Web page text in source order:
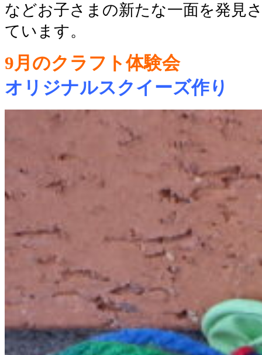
などお子さまの新たな一面を発見
ています。
9月のクラフト体験会
オリジナルスクイーズ作